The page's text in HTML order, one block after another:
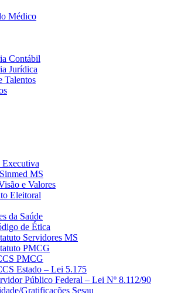
Médico
Contábil
Jurídica
Talentos
MS
e Valores
Eleitoral
da Saúde
de Ética
Servidores MS
PMCG
PMCG
Estado – Lei 5.175
Público Federal – Lei Nº 8.112/90
Gratificações Sesau